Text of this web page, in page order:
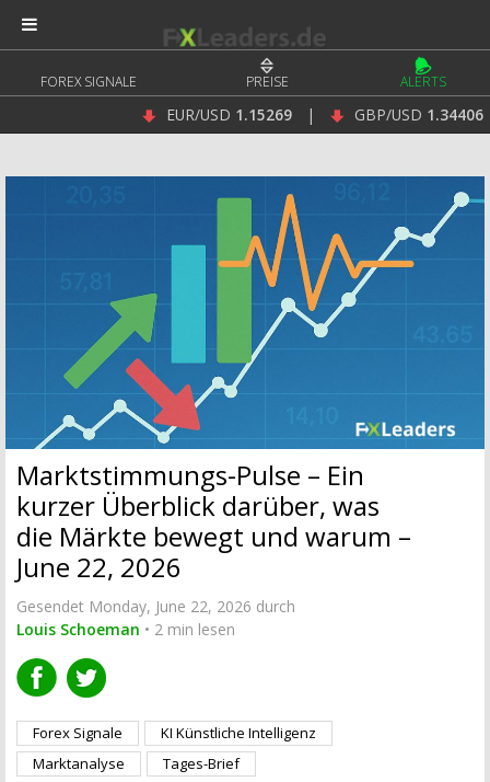
FOREX SIGNALE PREISE ALERTS
EUR/USD1.15269 | GBP/USD1.34406 |
Marktstimmungs-Pulse – Ein
kurzer Überblick darüber, was
die Märkte bewegt und warum –
June 22, 2026
Gesendet Monday, June 22, 2026 durch
Louis Schoeman • 2 min lesen
Forex Signale
KI Künstliche Intelligenz
Marktanalyse
Tages-Brief